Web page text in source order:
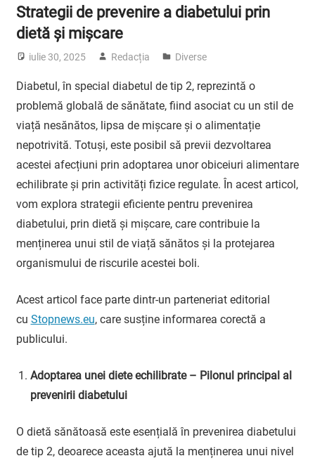
Strategii de prevenire a diabetului prin
dietă și mișcare
iulie 30, 2025 Redacția Diverse
Diabetul, în special diabetul de tip 2, reprezintă o
problemă globală de sănătate, fiind asociat cu un stil de
viață nesănătos, lipsa de mișcare și o alimentație
nepotrivită. Totuși, este posibil să previi dezvoltarea
acestei afecțiuni prin adoptarea unor obiceiuri alimentare
echilibrate și prin activități fizice regulate. În acest articol,
vom explora strategii eficiente pentru prevenirea
diabetului, prin dietă și mișcare, care contribuie la
menținerea unui stil de viață sănătos și la protejarea
organismului de riscurile acestei boli.
Acest articol face parte dintr-un parteneriat editorial
cu Stopnews.eu, care susține informarea corectă a
publicului.
Adoptarea unei diete echilibrate – Pilonul principal al
prevenirii diabetului
O dietă sănătoasă este esențială în prevenirea diabetului
de tip 2, deoarece aceasta ajută la menținerea unui nivel